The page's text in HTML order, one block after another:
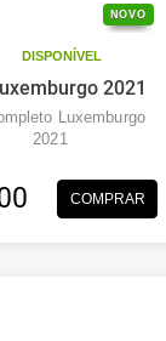
NOVO
DISPONÍVEL
2021
Luxemburgo
2021
COMPRAR